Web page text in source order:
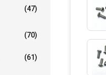
(47)
(70)
(61)